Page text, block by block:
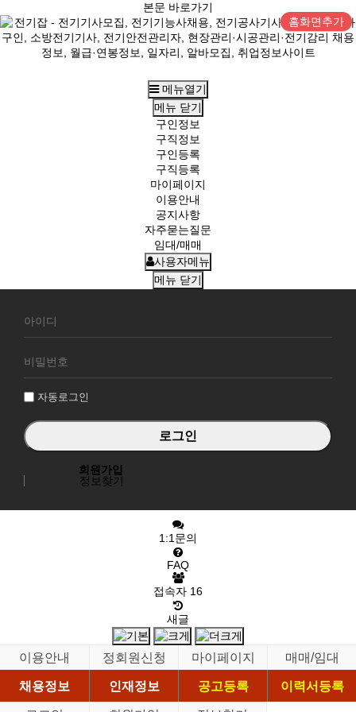
본문 바로가기
홈화면추가
메뉴열기
메뉴 닫기
구인정보
구직정보
구인등록
구직등록
마이페이지
이용안내
공지사항
자주묻는질문
임대/매매
사용자메뉴
메뉴 닫기
원
그
자동로그인
회원가입
정보찾기
1:1문의
FAQ
접속자 16
새글
이용안내 정회원신청 마이페이지
매매/임대
채용정보
인재정보 공고등록
이력서등록